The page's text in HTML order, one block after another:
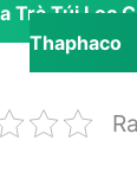
Trà Túi Lọc
Thaphaco